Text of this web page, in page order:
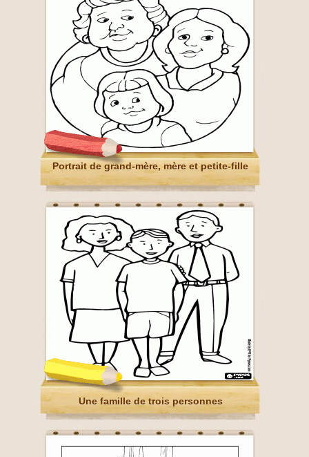
Portrait de grand-mère, mère et petite-fille
Une famille de trois personnes